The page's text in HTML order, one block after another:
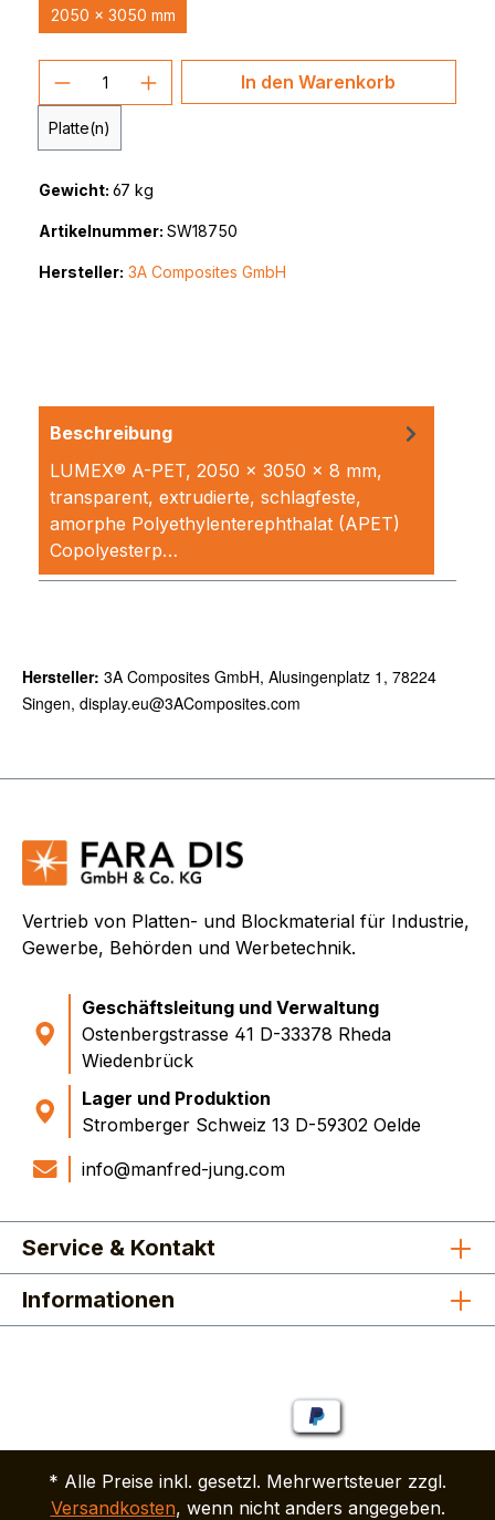
2050 x 3050 mm
Produkt Anzahl: Gib den
Platte(n)
In den Warenkorb
Gewicht: 67 kg
Artikelnummer: SW18750
Hersteller: 3A Composites GmbH
Beschreibung
LUMEX® A-PET, 2050 x 3050 x 8 mm,
transparent, extrudierte, schlagfeste,
amorphe Polyethylenterephthalat (APET)
Copolyesterp…
Hersteller: 3A Composites GmbH, Alusingenplatz 1, 78224
Singen, display.eu@3AComposites.com
Vertrieb von Platten- und Blockmaterial für Industrie,
Gewerbe, Behörden und Werbetechnik.
Geschäftsleitung und Verwaltung
Ostenbergstrasse 41 D-33378 Rheda
Wiedenbrück
Lager und Produktion
Stromberger Schweiz 13 D-59302 Oelde
info@manfred-jung.com
Service & Kontakt
Informationen
* Alle Preise inkl. gesetzl. Mehrwertsteuer zzgl.
Versandkosten, wenn nicht anders angegeben.